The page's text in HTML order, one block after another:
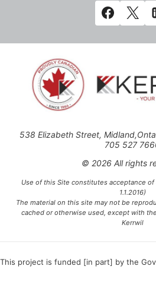
538 Elizabeth Street,
705 527
© 2026 All rights
Use of this Site constitutes acceptance
1.1.2016)
The material on this site may not be
cached or otherwise used, except with
Kerrwil
This project is funded [in part] by the